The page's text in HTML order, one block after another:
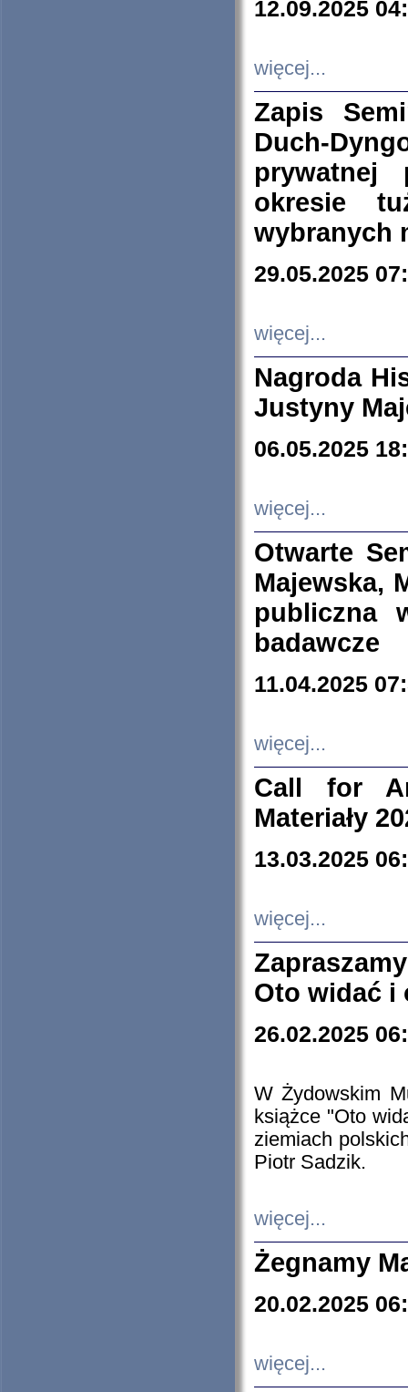
12.09.2025
więcej...
Zapis
Duch-
prywatnej
okresie
wybranych
29.05.2025
więcej...
Nagroda
Justyny
06.05.2025
więcej...
Otwarte
Majewska,
publiczna
badawcze
11.04.2025
więcej...
Call for
Materiały
13.03.2025
więcej...
Oto widać i
26.02.2025
W Żydowskim
książce "Oto
ziemiach
Piotr Sadzik.
więcej...
Żegnamy
20.02.2025
więcej...